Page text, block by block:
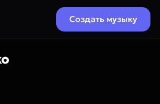
Создать музыку